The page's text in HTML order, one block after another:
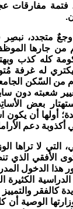
مفارقات
متجدد، نبصِر
من جارها
كله كذب
له غرفة
من السّكن
شعبته دون
بعض
أولها أن
دعم
لا تراها
هذا الدخول
كالفقر
الوصية